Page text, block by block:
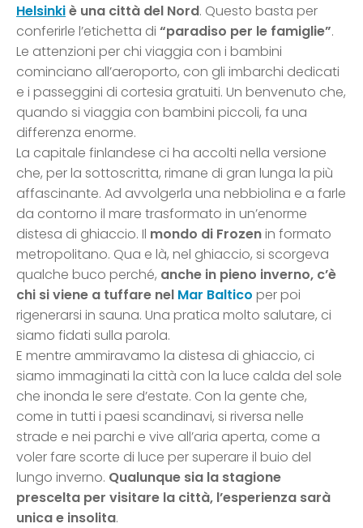
Helsinkiè una città del Nord. Questo basta per
conferirle l’etichetta di “paradiso per le famiglie”.
Le attenzioni per chi viaggia con i bambini
cominciano all’aeroporto, con gli imbarchi dedicati
e i passeggini di cortesia gratuiti. Un benvenuto che,
quando si viaggia con bambini piccoli, fa una
differenza enorme.
La capitale finlandese ci ha accolti nella versione
che, per la sottoscritta, rimane di gran lunga la più
affascinante. Ad avvolgerla una nebbiolina e a farle
da contorno il mare trasformato in un’enorme
distesa di ghiaccio. Il mondo di Frozenin formato
metropolitano. Qua e là, nel ghiaccio, si scorgeva
qualche buco perché, anche in pieno inverno, c’è
chi si viene a tuffare nel Mar Baltico per poi
rigenerarsi in sauna. Una pratica molto salutare, ci
siamo fidati sulla parola.
E mentre ammiravamo la distesa di ghiaccio, ci
siamo immaginati la città con la luce calda del sole
che inonda le sere d’estate. Con la gente che,
come in tutti i paesi scandinavi, si riversa nelle
strade e nei parchi e vive all’aria aperta, come a
voler fare scorte di luce per superare il buio del
lungo inverno. Qualunque sia la stagione
prescelta per visitare la città, l’esperienza sarà
unica e insolita.